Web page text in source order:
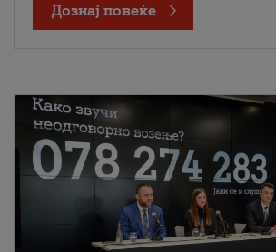
Дознај повеќе